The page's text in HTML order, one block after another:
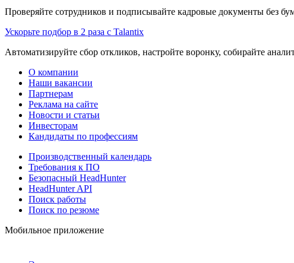
Проверяйте сотрудников и подписывайте кадровые документы без
Ускорьте подбор в 2 раза с Talantix
Автоматизируйте сбор откликов, настройте воронку, собирайте
О компании
Наши вакансии
Партнерам
Реклама на сайте
Новости и статьи
Инвесторам
Кандидаты по профессиям
Производственный календарь
Требования к ПО
Безопасный HeadHunter
HeadHunter API
Поиск работы
Поиск по резюме
Мобильное приложение